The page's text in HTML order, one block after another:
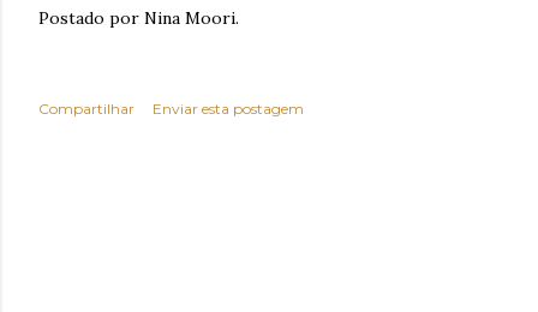
Postado por Nina Moori.
Compartilhar Enviar esta postagem